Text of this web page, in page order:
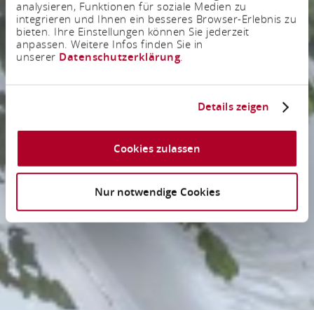
analysieren, Funktionen für soziale Medien zu
integrieren und Ihnen ein besseres Browser-Erlebnis zu
bieten. Ihre Einstellungen können Sie jederzeit
anpassen. Weitere Infos finden Sie in
unserer Datenschutzerklärung.
Details zeigen
Cookies zulassen
Nur notwendige Cookies